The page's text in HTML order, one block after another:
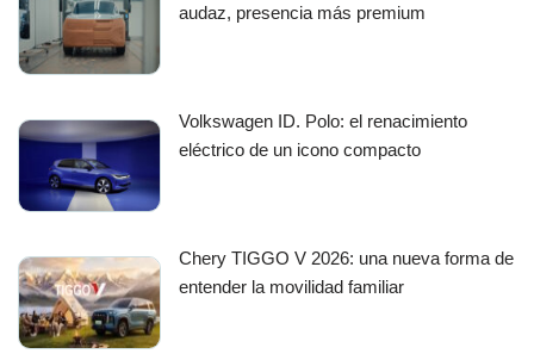
audaz, presencia más premium
Volkswagen ID. Polo: el renacimiento
eléctrico de un icono compacto
Chery TIGGO V 2026: una nueva forma de
entender la movilidad familiar